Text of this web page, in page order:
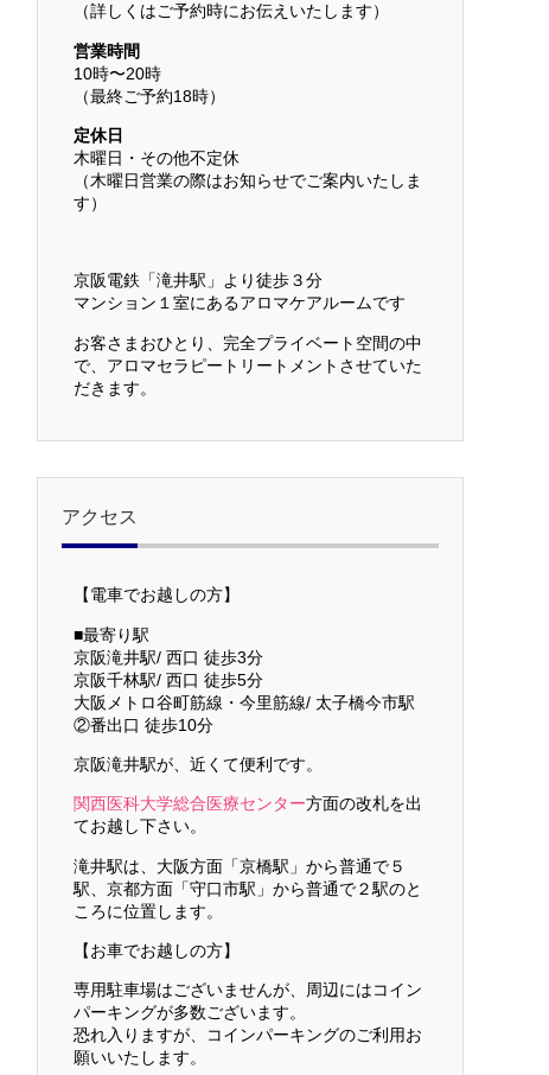
（詳しくはご予約時にお伝えいたします）
営業時間
10時〜20時
（最終ご予約18時）
定休日
木曜日・その他不定休
（木曜日営業の際はお知らせでご案内いたしま
す）
京阪電鉄「滝井駅」より徒歩３分
マンション１室にあるアロマケアルームです
お客さまおひとり、完全プライベート空間の中
で、アロマセラピートリートメントさせていた
だきます。
アクセス
【電車でお越しの方】
■最寄り駅
京阪滝井駅/ 西口 徒歩3分
京阪千林駅/ 西口 徒歩5分
大阪メトロ谷町筋線・今里筋線/ 太子橋今市駅
②番出口 徒歩10分
京阪滝井駅が、近くて便利です。
関西医科大学総合医療センター方面の改札を出
てお越し下さい。
滝井駅は、大阪方面「京橋駅」から普通で５
駅、京都方面「守口市駅」から普通で２駅のと
ころに位置します。
【お車でお越しの方】
専用駐車場はございませんが、周辺にはコイン
パーキングが多数ございます。
恐れ入りますが、コインパーキングのご利用お
願いいたします。